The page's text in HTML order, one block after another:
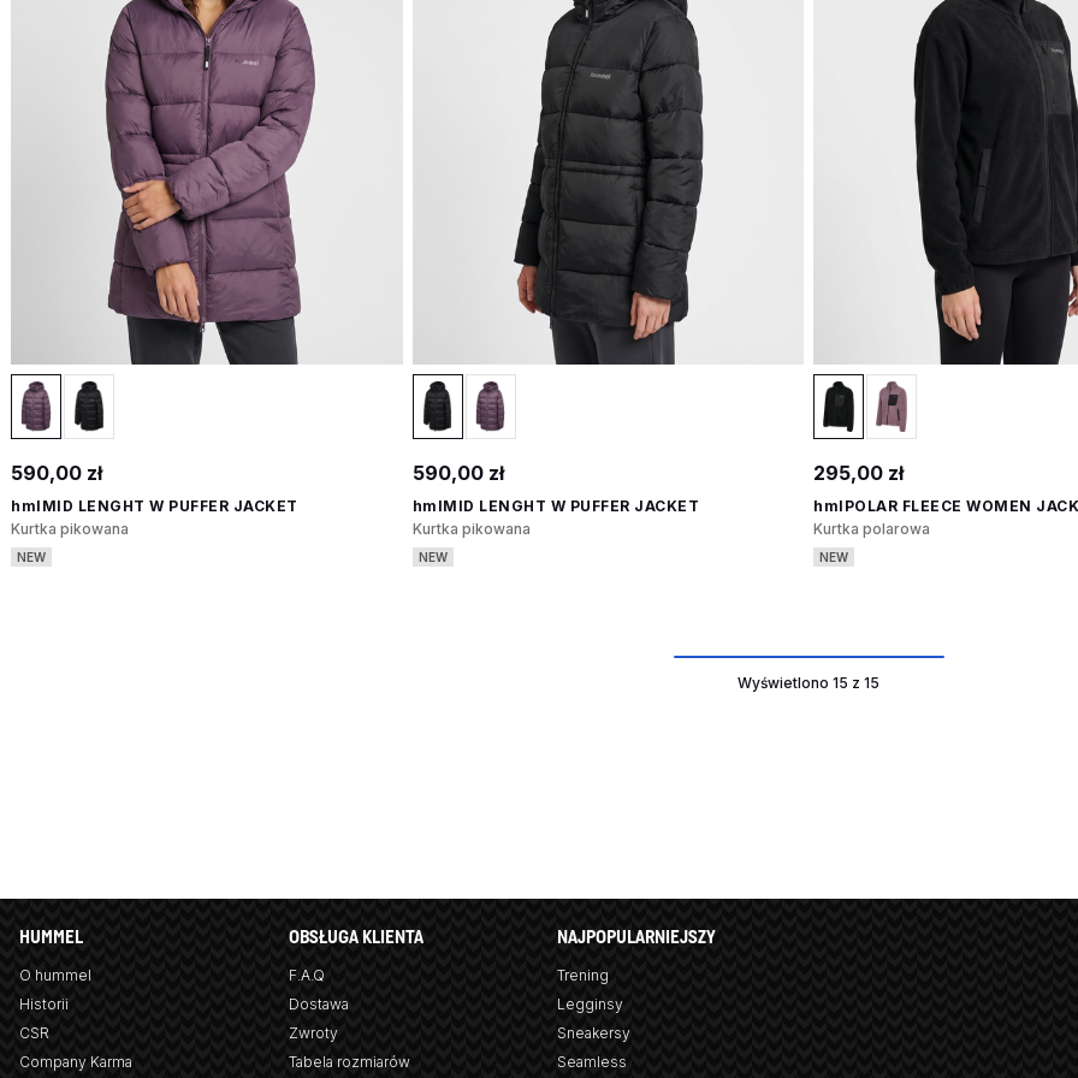
590,00 zł
hmlMID LENGHT W PUFFER JACKET
Kurtka pikowana
NEW
590,00 zł
hmlMID LENGHT W PUFFER JACKET
Kurtka pikowana
NEW
295,00 zł
hmlPOLAR FLEECE WOMEN
Kurtka polarowa
NEW
Wyświetlono 15 z 15
HUMMEL
O hummel
Historii
CSR
Company Karma
OBSŁUGA KLIENTA
F.A.Q
Dostawa
Zwroty
Tabela rozmiarów
NAJPOPULARNIEJSZY
Trening
Legginsy
Sneakersy
Seamless